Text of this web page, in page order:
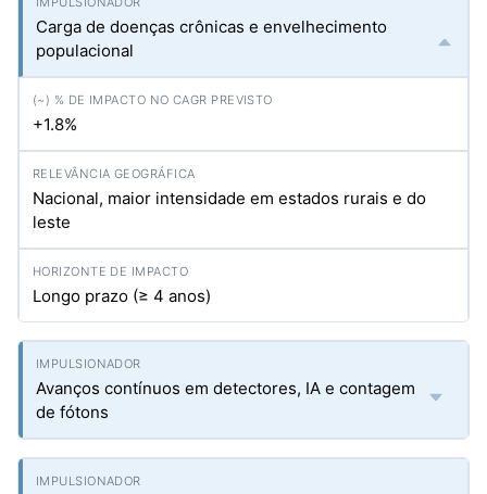
Carga de doenças crônicas e envelhecimento
populacional
+1.8%
Nacional, maior intensidade em estados rurais e do
leste
Longo prazo (≥ 4 anos)
Avanços contínuos em detectores, IA e contagem
de fótons